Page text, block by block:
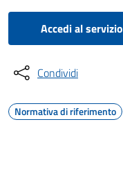
Accedi al servizio
Condividi
Normativa di riferimento